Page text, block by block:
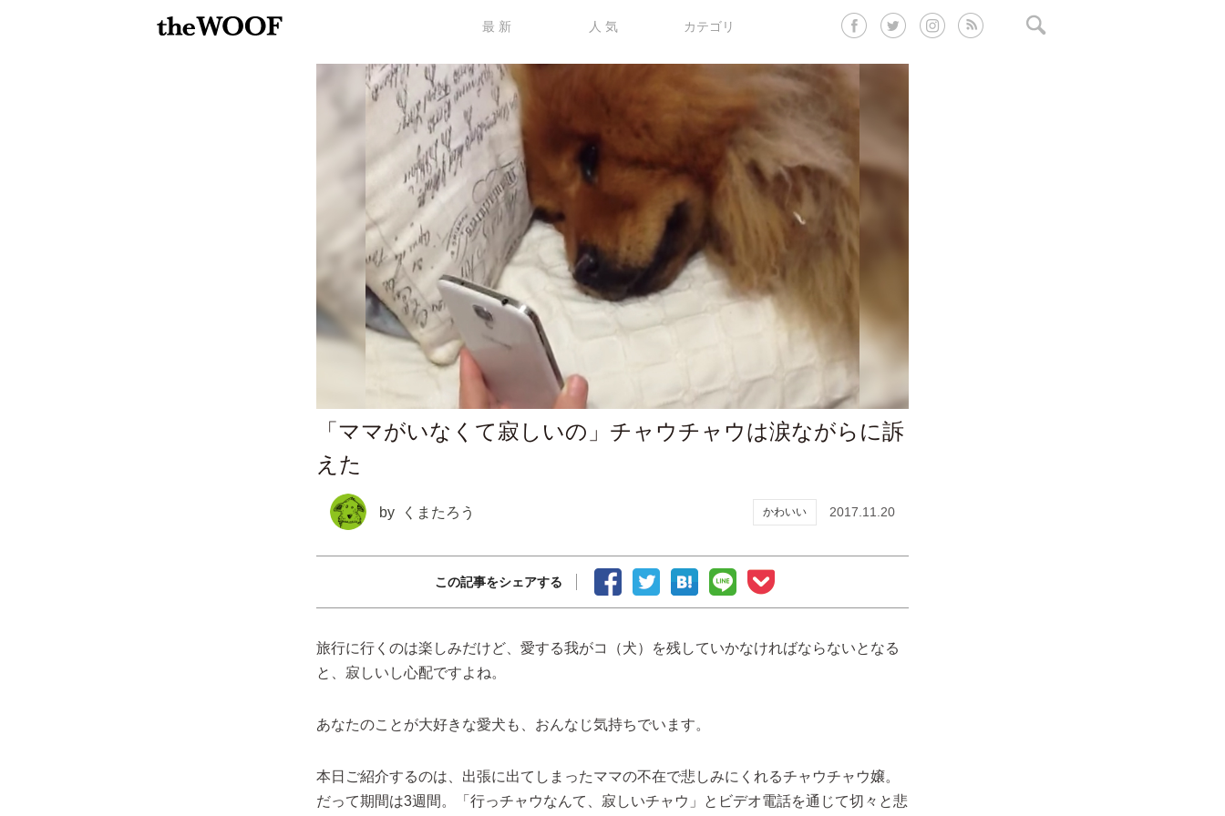
最 新 人 気 カテゴリ
「ママがいなくて寂しいの」チャウチャウは涙ながらに訴
えた
by くまたろう かわいい 2017.11.20
この記事をシェアする
旅行に行くのは楽しみだけど、愛する我がコ（犬）を残していかなければならないとなる
と、寂しいし心配ですよね。
あなたのことが大好きな愛犬も、おんなじ気持ちでいます。
本日ご紹介するのは、出張に出てしまったママの不在で悲しみにくれるチャウチャウ嬢。
だって期間は3週間。「行っチャウなんて、寂しいチャウ」とビデオ電話を通じて切々と悲